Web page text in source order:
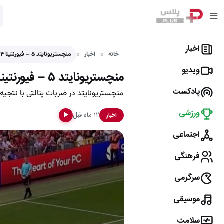
اخبار
ویدیو
پادکست
ورزشی
اجتماعی
فرهنگی
سرگرمی
موسیقی
سلامت
خانه اخبار منچستریونایتد ۵ – فیورنتینا ۴ (ضربات پنالتی)
منچستریونایتد ۵ – فیورنتینا ۴ (ضربات پنالتی)
منچستریونایتد در ضربات پنالتی با نتجیه 5 بر 4 برابر فیورنتینا به پیروزی
اخبار ۱۲ ماه قبل ▶